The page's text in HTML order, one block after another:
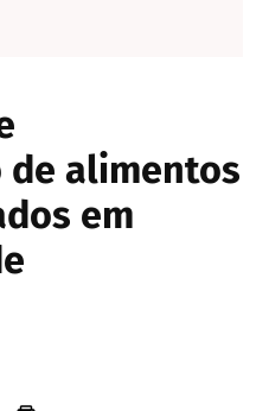
alimentos
em